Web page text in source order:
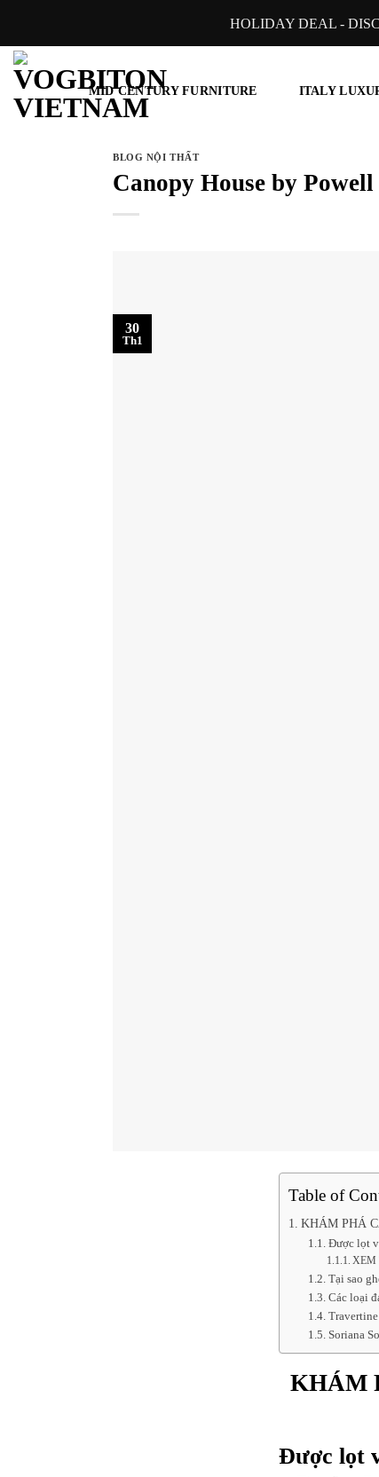
content
HOLIDAY DEAL -
MID CENTURY FURNITURE ITALY
BLOG NỘI THẤT
Canopy House by
30
Th1
Table of
KHÁM PHÁ
Được lọt
XEM
Tại sao
Các loại
Soriana
KHÁM
Được lọt